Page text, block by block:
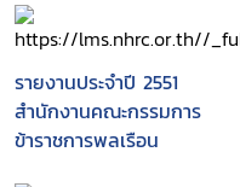
รายงานประจำปี 2551
สำนักงานคณะกรรมการ
ข้าราชการพลเรือน